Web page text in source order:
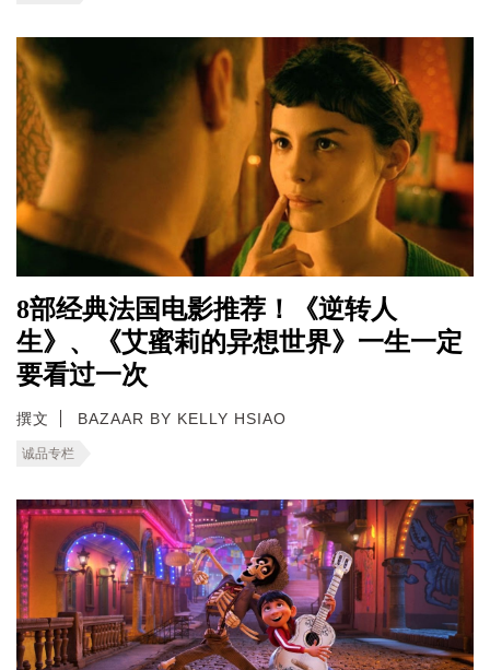
8部经典法国电影推荐！《逆转人
生》、《艾蜜莉的异想世界》一生一定
要看过一次
撰文 BAZAAR BY KELLY HSIAO
诚品专栏